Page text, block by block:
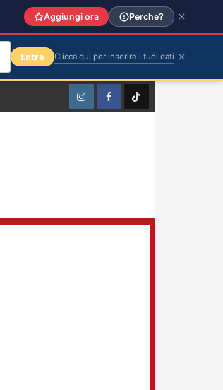
InstagramFacebookTikTok
Aggiungi ora Perche?
Entra Clicca qui per inserire i tuoi dati